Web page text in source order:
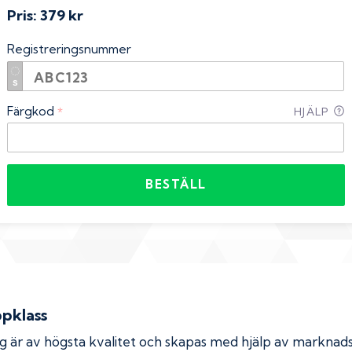
Pris:379 kr
Registreringsnummer
Färgkod * HJÄLP
BESTÄLL
är av högsta kvalitet och skapas med hjälp av